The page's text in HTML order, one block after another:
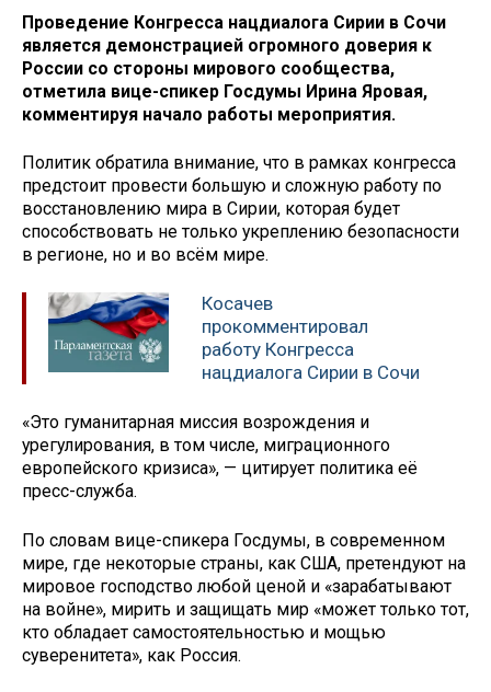
Проведение Конгресса нацдиалога Сирии в Сочи
является демонстрацией огромного доверия к
России со стороны мирового сообщества,
отметила вице-спикер Госдумы Ирина Яровая,
комментируя начало работы мероприятия.
Политик обратила внимание, что в рамках конгресса
предстоит провести большую и сложную работу по
восстановлению мира в Сирии, которая будет
способствовать не только укреплению безопасности
в регионе, но и во всём мире.
Косачев
прокомментировал
работу Конгресса
нацдиалога Сирии в Сочи
«Это гуманитарная миссия возрождения и
урегулирования, в том числе, миграционного
европейского кризиса», — цитирует политика её
пресс-служба.
По словам вице-спикера Госдумы, в современном
мире, где некоторые страны, как США, претендуют на
мировое господство любой ценой и «зарабатывают
на войне», мирить и защищать мир «может только тот,
кто обладает самостоятельностью и мощью
суверенитета», как Россия.